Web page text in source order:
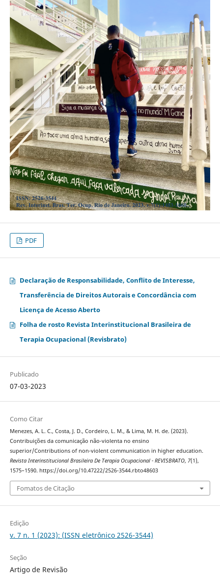
PDF
Declaração de Responsabilidade, Conflito de Interesse,
Transferência de Direitos Autorais e Concordância com
Licença de Acesso Aberto
Folha de rosto Revista Interinstitucional Brasileira de
Terapia Ocupacional (Revisbrato)
Publicado
07-03-2023
Como Citar
Menezes, A. L. C., Costa, J. D., Cordeiro, L. M., & Lima, M. H. de. (2023).
Contribuições da comunicação não-violenta no ensino
superior/Contributions of non-violent communication in higher education.
Revista Interinstitucional Brasileira De Terapia Ocupacional - REVISBRATO, 7(1),
1575–1590. https://doi.org/10.47222/2526-3544.rbto48603
Fomatos de Citação
Edição
v. 7 n. 1 (2023): (ISSN eletrônico 2526-3544)
Seção
Artigo de Revisão